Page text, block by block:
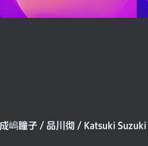
嶋瞳子 / 品川彻 / Katsuki Suzuki